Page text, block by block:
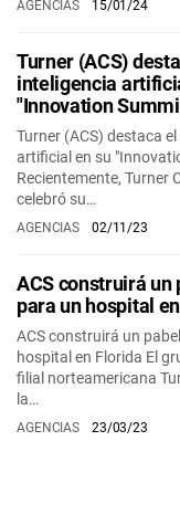
AGENCIAS 15/01/24
Turner (ACS)
inteligencia
"Innovation
Turner (ACS) destaca
artificial en su
Recientemente, Turner
celebró su…
AGENCIAS 02/11/23
ACS construirá
para un hospital
ACS construirá un
hospital en Florida El
filial norteamericana
la…
AGENCIAS 23/03/23